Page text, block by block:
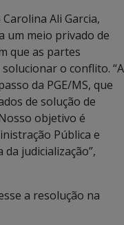
Ali Garcia,
um meio privado de
que as partes
o conflito. “A
da PGE/MS, que
de solução de
objetivo é
Pública e
judicialização”,
a resolução na